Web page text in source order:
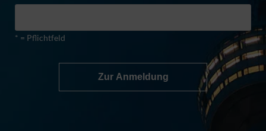
* = Pflichtfeld
Zur Anmeldung